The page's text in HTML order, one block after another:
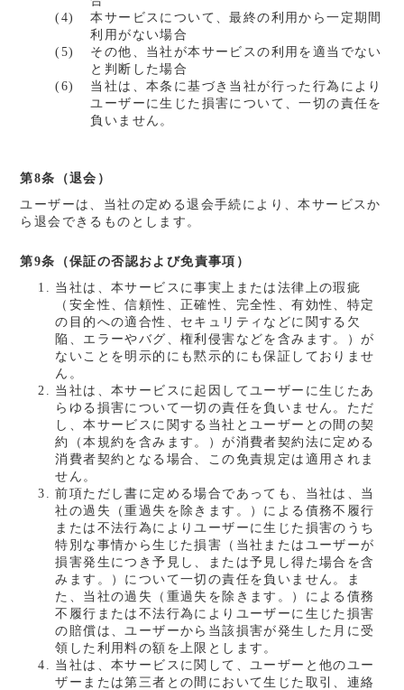
本サービスについて、最終の利用から一定期間
利用がない場合
その他、当社が本サービスの利用を適当でない
と判断した場合
当社は、本条に基づき当社が行った行為により
ユーザーに生じた損害について、一切の責任を
負いません。
第8条（退会）
ユーザーは、当社の定める退会手続により、本サービスか
ら退会できるものとします。
第9条（保証の否認および免責事項）
当社は、本サービスに事実上または法律上の瑕疵
（安全性、信頼性、正確性、完全性、有効性、特定
の目的への適合性、セキュリティなどに関する欠
陥、エラーやバグ、権利侵害などを含みます。）が
ないことを明示的にも黙示的にも保証しておりませ
ん。
当社は、本サービスに起因してユーザーに生じたあ
らゆる損害について一切の責任を負いません。ただ
し、本サービスに関する当社とユーザーとの間の契
約（本規約を含みます。）が消費者契約法に定める
消費者契約となる場合、この免責規定は適用されま
せん。
前項ただし書に定める場合であっても、当社は、当
社の過失（重過失を除きます。）による債務不履行
または不法行為によりユーザーに生じた損害のうち
特別な事情から生じた損害（当社またはユーザーが
損害発生につき予見し、または予見し得た場合を含
みます。）について一切の責任を負いません。ま
た、当社の過失（重過失を除きます。）による債務
不履行または不法行為によりユーザーに生じた損害
の賠償は、ユーザーから当該損害が発生した月に受
領した利用料の額を上限とします。
当社は、本サービスに関して、ユーザーと他のユー
ザーまたは第三者との間において生じた取引、連絡